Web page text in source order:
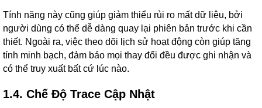
Tính năng này cũng giúp giảm thiểu rủi ro mất dữ liệu, bởi
người dùng có thể dễ dàng quay lại phiên bản trước khi cần
thiết. Ngoài ra, việc theo dõi lịch sử hoạt động còn giúp tăng
tính minh bạch, đảm bảo mọi thay đổi đều được ghi nhận và
có thể truy xuất bất cứ lúc nào.
1.4. Chế Độ Trace Cập Nhật